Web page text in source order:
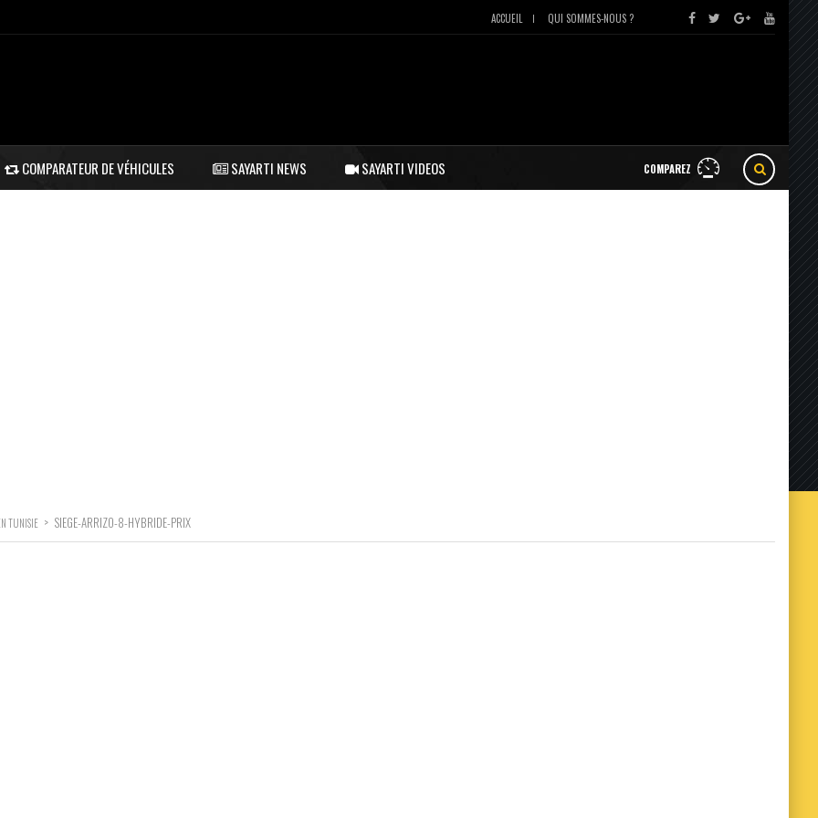
ACCUEIL QUI SOMMES-NOUS ?
COMPAREZ
COMPARATEUR DE VÉHICULES SAYARTI NEWS SAYARTI VIDEOS
TUNISIE > SIEGE-ARRIZO-8-HYBRIDE-PRIX